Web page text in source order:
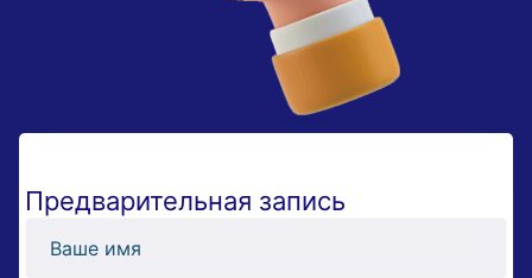
Предварительная запись